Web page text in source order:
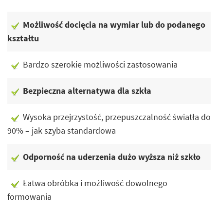
Możliwość docięcia na wymiar lub do podanego
kształtu
Bardzo szerokie możliwości zastosowania
Bezpieczna alternatywa dla szkła
Wysoka przejrzystość, przepuszczalność światła do
90% – jak szyba standardowa
Odporność na uderzenia dużo wyższa niż szkło
Łatwa obróbka i możliwość dowolnego
formowania